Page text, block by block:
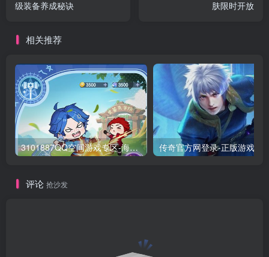
级装备养成秘诀
肤限时开放
相关推荐
3101887QQ空间游戏专区-海量小游戏免费玩
评论 抢沙发